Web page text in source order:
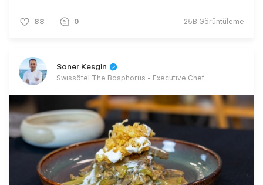
88 0 25B Görüntüleme
Soner Kesgin
Swissôtel The Bosphorus - Executive Chef